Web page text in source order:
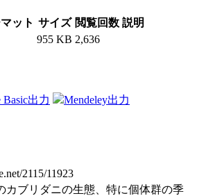
ット サイズ 閲覧回数 説明
955 KB 2,636
Basic出力 Mendeley出力
2115/11923
カブリダニの生態、特に個体群の季